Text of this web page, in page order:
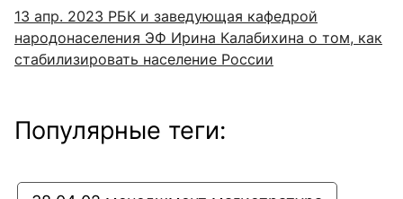
13 апр. 2023 РБК и заведующая кафедрой
народонаселения ЭФ Ирина Калабихина о том, как
стабилизировать население России
Популярные теги: